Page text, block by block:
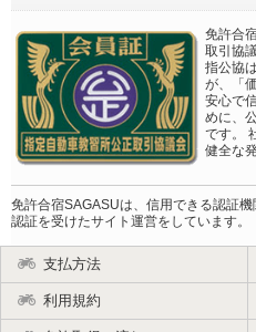
免許合
取引協
指公協
が、「
安心で
めに、
です。
健全な
免許合宿SAGASUは、信用できる認証機
認証を受けたサイト運営をしています。
支払方法
利用規約